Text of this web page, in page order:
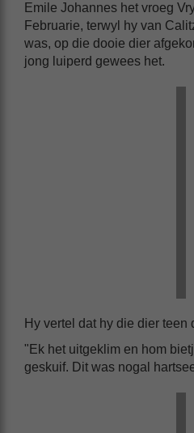
Emile Johannes het vroeg
Februarie, terwyl hy van
was, op die dooie dier
jong luiperd gewees het.
Hy vertel dat hy die dier teen
"Ek het uitgeklim en hom
geskuif. Dit was nogal